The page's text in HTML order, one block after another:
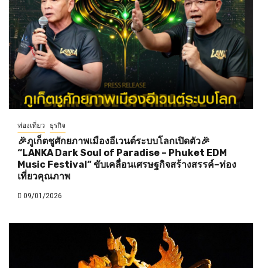
ท่องเที่ยว ธุรกิจ
🎉ภูเก็ตชูศักยภาพเมืองอีเวนต์ระบบโลกเปิดตัว🎉
“LANKA Dark Soul of Paradise – Phuket EDM
Music Festival” ขับเคลื่อนเศรษฐกิจสร้างสรรค์–ท่อง
เที่ยวคุณภาพ
09/01/2026